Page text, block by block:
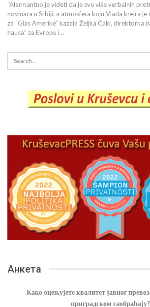
“Alarmantno je videti da je sve više verbalnih
novinara u Srbiji, a atmosfera koju Vlada kreira je
za “Glas Amerike” kazala Željka Čaki, direktorka
hausa” za Evropu i…
Анкета
Како оцењујете квалитет јавног
приградском саобраћају?